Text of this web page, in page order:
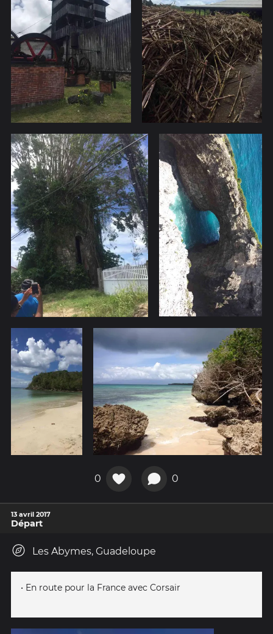
0 0
13 avril 2017
Départ
Les Abymes, Guadeloupe
• En route pour la France avec Corsair